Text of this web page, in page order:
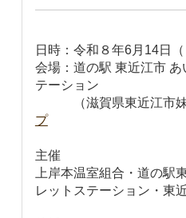
日時：令和８年6月14日
会場：道の駅 東近江市
テーション
（滋賀県東近江市妹
プ
主催
上岸本温室組合・道の駅
レットステーション・東